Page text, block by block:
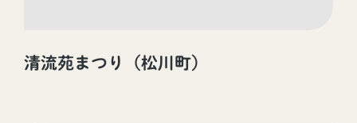
清流苑まつり（松川町）